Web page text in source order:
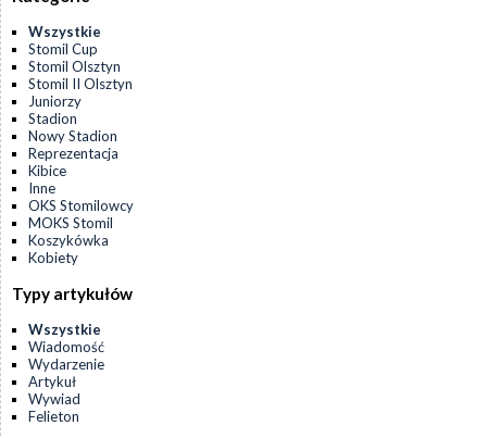
Wszystkie
Stomil Cup
Stomil Olsztyn
Stomil II Olsztyn
Juniorzy
Stadion
Nowy Stadion
Reprezentacja
Kibice
Inne
OKS Stomilowcy
MOKS Stomil
Koszykówka
Kobiety
Typy artykułów
Wszystkie
Wiadomość
Wydarzenie
Artykuł
Wywiad
Felieton